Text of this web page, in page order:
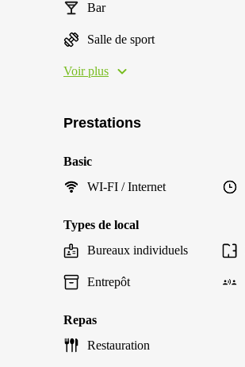
Bar
Salle de sport
Voir plus
Prestations
Basic
WI-FI / Internet
Types de local
Bureaux individuels
Entrepôt
Repas
Restauration